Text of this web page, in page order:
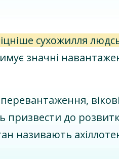
сухожилля
значні
призвести до
називають